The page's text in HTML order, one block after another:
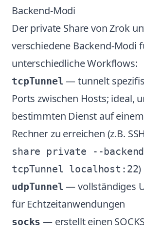
Backend-Modi
Der private Share von Zrok
verschiedene Backend-Modi
unterschiedliche Workflows:
tcpTunnel — tunnelt
Ports zwischen Hosts; ideal,
bestimmten Dienst auf
Rechner zu erreichen (z.B.
share private --
tcpTunnel localhost:22)
udpTunnel — vollständiges
für Echtzeitanwendungen
socks — erstellt einen